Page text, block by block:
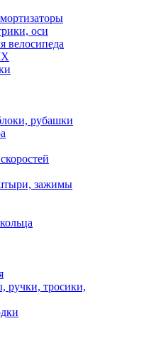
оси
велосипеда
рубашки
зажимы
ручки, тросики,